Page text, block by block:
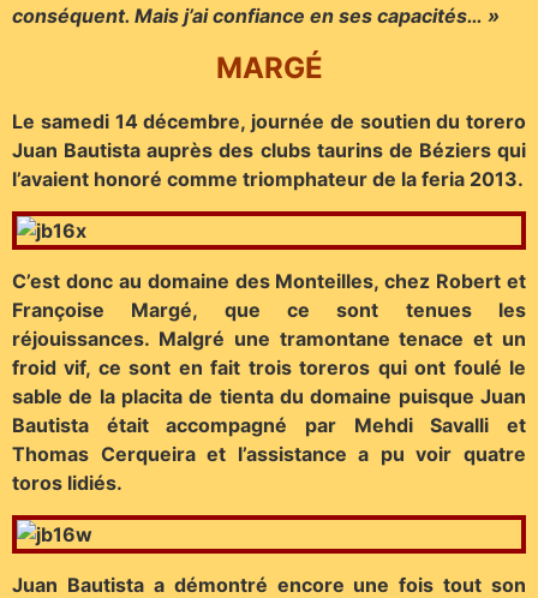
conséquent. Mais j’ai confiance en ses capacités… »
MARGÉ
Le samedi 14 décembre, journée de soutien du torero
Juan Bautista auprès des clubs taurins de Béziers qui
l’avaient honoré comme triomphateur de la feria 2013.
C’est donc au domaine des Monteilles, chez Robert et
Françoise Margé, que ce sont tenues les
réjouissances. Malgré une tramontane tenace et un
froid vif, ce sont en fait trois toreros qui ont foulé le
sable de la placita de tienta du domaine puisque Juan
Bautista était accompagné par Mehdi Savalli et
Thomas Cerqueira et l’assistance a pu voir quatre
toros lidiés.
Juan Bautista a démontré encore une fois tout son